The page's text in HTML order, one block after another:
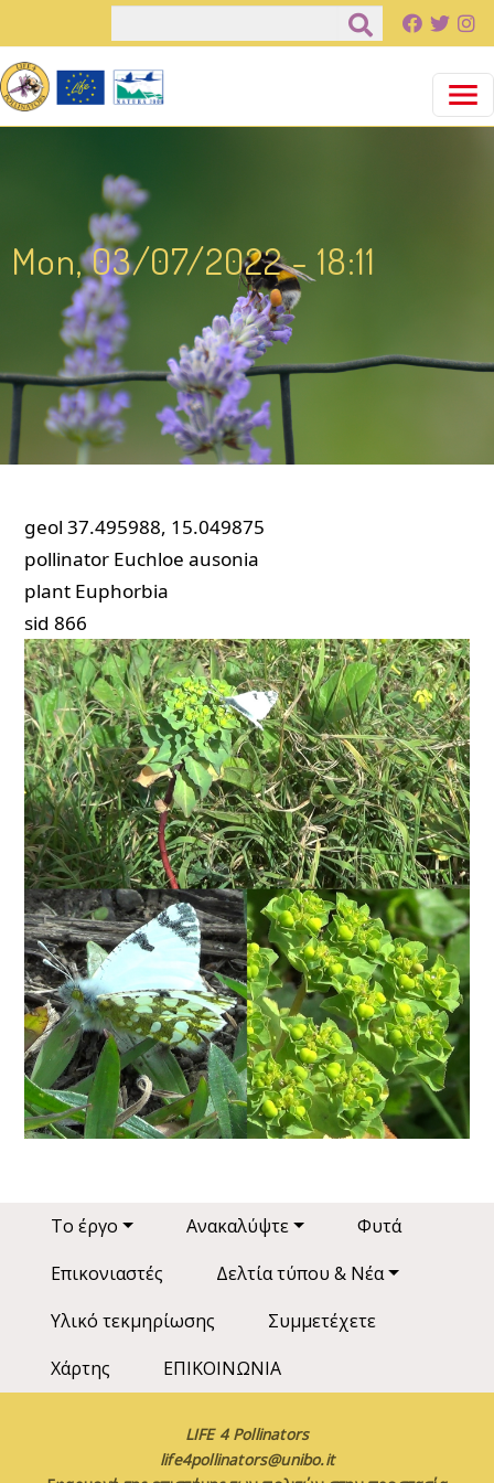
Παράκαμψη προς το κυρίως περιεχόμενο
Mon, 03/07/2022 - 18:11
geol 37.495988, 15.049875
pollinator Euchloe ausonia
plant Euphorbia
sid 866
Main navigation
Το έργο Ανακαλύψτε
Φυτά
Επικονιαστές
Δελτία τύπου & Νέα
Υλικό τεκμηρίωσης
Συμμετέχετε
Χάρτης
ΕΠΙΚΟΙΝΩΝΙΑ
LIFE 4 Pollinators
life4pollinators@unibo.it